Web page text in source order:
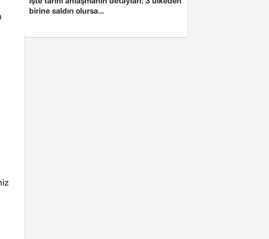
birine saldırı olursa...